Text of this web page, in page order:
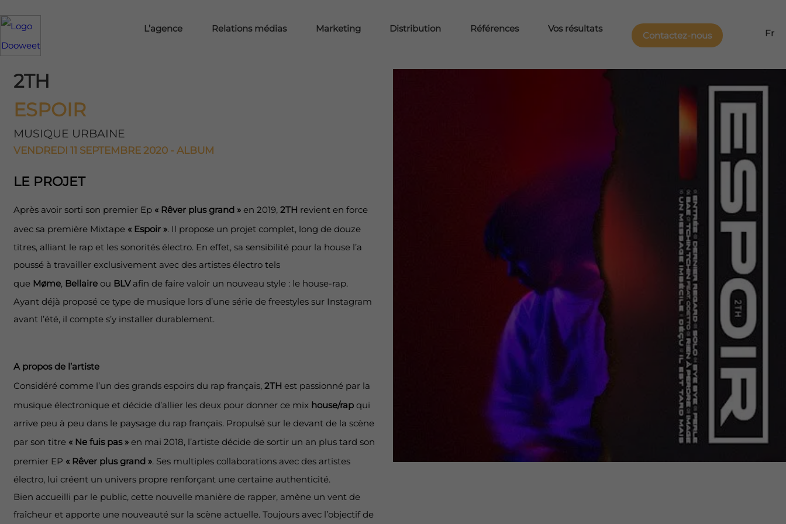
L’agence Relations médias Marketing Distribution Références Vos résultats
Contactez-nous Fr
2TH
ESPOIR
MUSIQUE URBAINE
VENDREDI 11 SEPTEMBRE 2020 - ALBUM
LE PROJET
Après avoir sorti son premier Ep « Rêver plus grand »en 2019, 2TH revient en force
avec sa première Mixtape « Espoir ». Il propose un projet complet, long de douze
titres, alliant le rap et les sonorités électro. En effet, sa sensibilité pour la house l’a
poussé à travailler exclusivement avec des artistes électro tels
que Møme, Bellaireou BLV afin de faire valoir un nouveau style : le house-rap.
Ayant déjà proposé ce type de musique lors d’une série de freestyles sur Instagram
avant l’été, il compte s’y installer durablement.
A propos de l’artiste
Considéré comme l’un des grands espoirs du rap français, 2TH est passionné par la
musique électronique et décide d’allier les deux pour donner ce mix house/rapqui
arrive peu à peu dans le paysage du rap français. Propulsé sur le devant de la scène
par son titre « Ne fuis pas »en mai 2018, l’artiste décide de sortir un an plus tard son
premier EP « Rêver plus grand ». Ses multiples collaborations avec des artistes
électro, lui créent un univers propre renforçant une certaine authenticité.
Bien accueilli par le public, cette nouvelle manière de rapper, amène un vent de
fraîcheur et apporte une nouveauté sur la scène actuelle. Toujours avec l’objectif de